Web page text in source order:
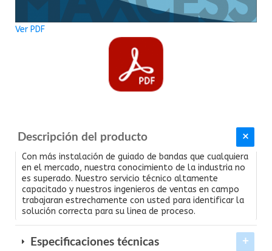
Ver PDF
Descripción del producto
Con más instalación de guiado de bandas que cualquiera
en el mercado, nuestra conocimiento de la industria no
es superado. Nuestro servicio técnico altamente
capacitado y nuestros ingenieros de ventas en campo
trabajaran estrechamente con usted para identificar la
solución correcta para su linea de proceso.
Especificaciones técnicas